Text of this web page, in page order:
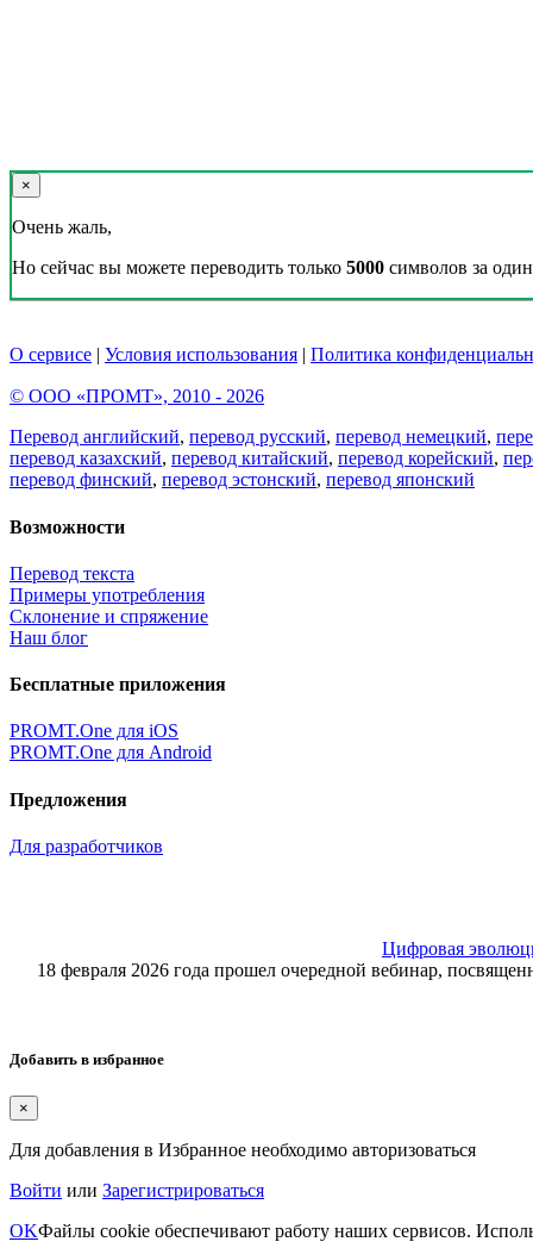
×
Очень жаль,
Но сейчас вы можете переводить только 5000 символов за
О сервисе | Условия использования | Политика
© ООО «ПРОМТ», 2010 - 2026
Перевод английский, перевод русский, перевод немецкий,
перевод казахский, перевод китайский, перевод корейский,
перевод финский, перевод эстонский, перевод японский
Возможности
Перевод текста
Примеры употребления
Склонение и спряжение
Наш блог
Бесплатные приложения
PROMT.One для iOS
PROMT.One для Android
Предложения
Для разработчиков
Цифровая
18 февраля 2026 года прошел очередной вебинар,
Добавить в избранное
×
Для добавления в Избранное необходимо авторизоваться
Войти или Зарегистрироваться
OKФайлы cookie обеспечивают работу наших сервисов.